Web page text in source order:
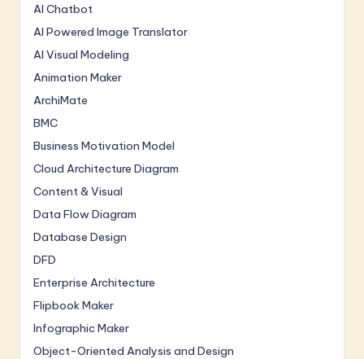
AI Chatbot
AI Powered Image Translator
AI Visual Modeling
Animation Maker
ArchiMate
BMC
Business Motivation Model
Cloud Architecture Diagram
Content & Visual
Data Flow Diagram
Database Design
DFD
Enterprise Architecture
Flipbook Maker
Infographic Maker
Object-Oriented Analysis and Design